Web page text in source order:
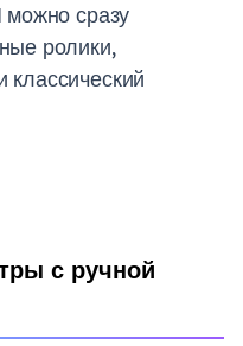
сразу
ролики,
классический
с ручной